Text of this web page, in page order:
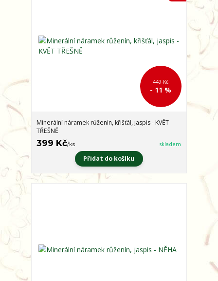
449 Kč
- 11 %
Minerální náramek růženín, křišťál, jaspis - KVĚT
TŘEŠNĚ
399 Kč/ks skladem
Přidat do košíku